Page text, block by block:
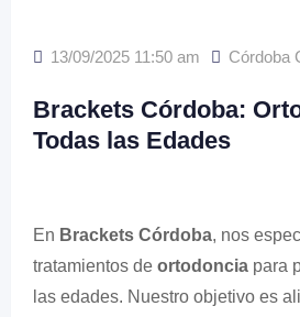
13/09/2025 11:50 am Córdoba
Brackets Córdoba:
Todas las Edades
En Brackets Córdoba, nos
tratamientos de ortodoncia para
las edades. Nuestro objetivo es